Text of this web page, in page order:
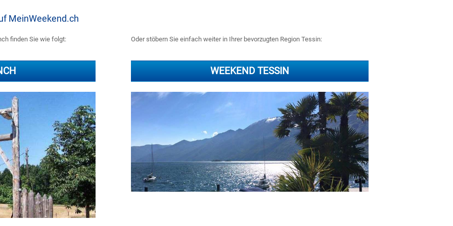
MeinWeekend.ch
finden Sie wie folgt: Oder stöbern Sie einfach weiter in Ihrer bevorzugten Region Tessin:
WEEKEND TESSIN